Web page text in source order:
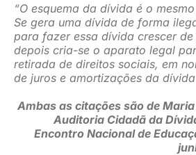
“O esquema da dívida é o
Se gera uma dívida de forma
para fazer essa dívida crescer
depois cria-se o aparato legal
retirada de direitos sociais, em
de juros e amortizações da
Ambas as citações são de
Auditoria Cidadã da
Encontro Nacional de